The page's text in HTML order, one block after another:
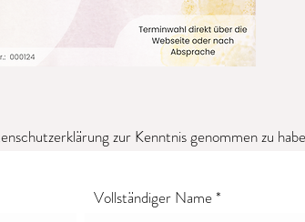
zur Kenntnis genommen zu
möchtest dann schreibe mir einfach über
Terminvorschlägen sowie ggf. einigen
Vollständiger Name